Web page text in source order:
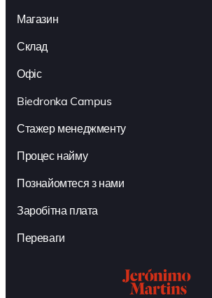
Магазин
Склад
Офіс
Biedronka Campus
Стажер менеджменту
Процес найму
Познайомтеся з нами
Заробітна плата
Переваги